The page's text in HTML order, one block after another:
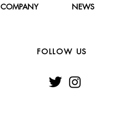
COMPANY NEWS
FOLLOW US